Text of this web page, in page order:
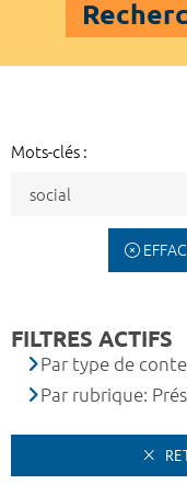
Mots-clés :
FILTRES ACTIFS
Par type de
Par rubrique: